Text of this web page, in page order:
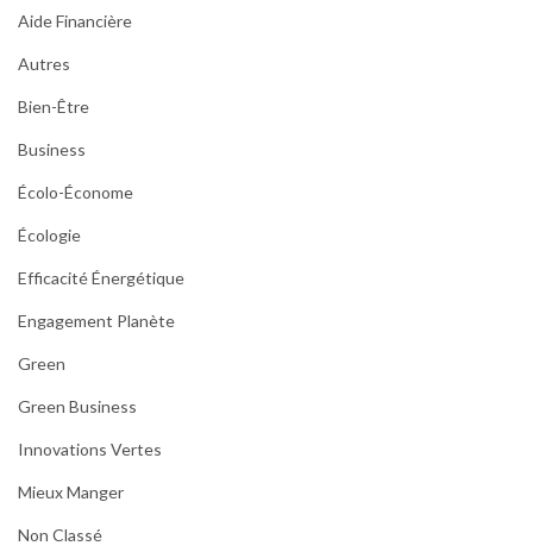
Aide Financière
Autres
Bien-Être
Business
Écolo-Économe
Écologie
Efficacité Énergétique
Engagement Planète
Green
Green Business
Innovations Vertes
Mieux Manger
Non Classé